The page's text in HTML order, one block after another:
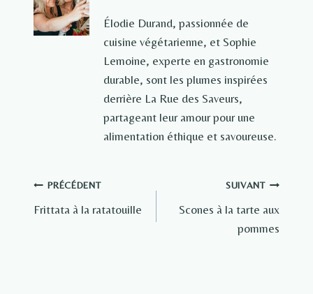
Élodie Durand, passionnée de
cuisine végétarienne, et Sophie
Lemoine, experte en gastronomie
durable, sont les plumes inspirées
derrière La Rue des Saveurs,
partageant leur amour pour une
alimentation éthique et savoureuse.
Navigation
de
PRÉCÉDENT
Frittata à la ratatouille
SUIVANT
Scones à la tarte aux
pommes